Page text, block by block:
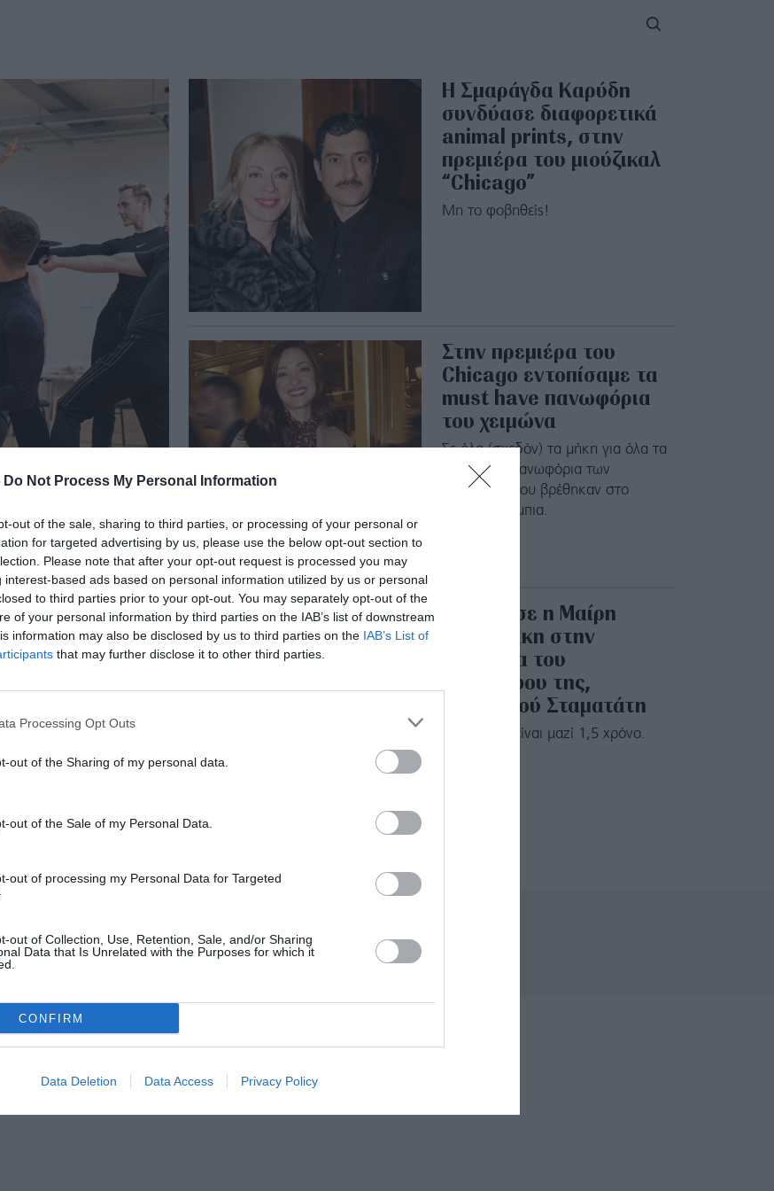
Do Not Process My Personal Information
out of the sale, sharing to third parties, or processing of your personal or
for targeted advertising by us, please use the below opt-out section to
Please note that after your opt-out request is processed you may
interest-based ads based on personal information utilized by us or personal
to third parties prior to your opt-out. You may separately opt-out of the
of your personal information by third parties on the IAB’s list of downstream
information may also be disclosed by us to third parties on the IAB’s List of
that may further disclose it to other third parties.
Processing Opt Outs
out of the Sharing of my personal data.
out of the Sale of my Personal Data.
out of processing my Personal Data for Targeted
out of Collection, Use, Retention, Sale, and/or Sharing
Data that Is Unrelated with the Purposes for which it
CONFIRM
Data Deletion Data Access Privacy Policy
ΠΡΙΝ ΑΠΟ
ΓΥΝΑΙΚΕΣ
Η Σμαράγδα Καρύδη
συνδύασε διαφορετικά
animal prints, στην
πρεμιέρα του μιούζικαλ
“Chicago”
Μη το φοβηθείς!
Στην πρεμιέρα του
Chicago εντοπίσαμε τα
must have πανωφόρια
του χειμώνα
Σε όλα (σχεδόν) τα μήκη για όλα τα
γούστα τα πανωφόρια των
επωνύμων που βρέθηκαν στο
θέατρο Ολύμπια.
Tι φόρεσε η Μαίρη
Συνατσάκη στην
πρεμιέρα του
συντρόφου της,
Αιμιλιανού Σταματάτη
Το ζευγάρι είναι μαζί 1,5 χρόνο.